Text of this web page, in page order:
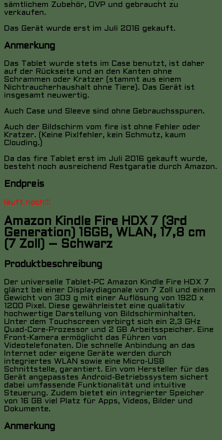
sämtlichem Zubehör, OVP und gebraucht zu
verkaufen.
Das Gerät wurde erst im Juli 2016 gekauft.
Anmerkung
Das Tablet wurde stets im Case benutzt, ist daher
auf der Rückseite und an den Kanten ohne
Schrammen oder Kratzer (stammt aus einem
Nichtraucherhaushalt ohne Tiere). Das Gerät ist
insgesamt neuwertig.
Auch Case und Sleeve sind ohne Gebrauchsspuren.
Auch der Bildschirm vom fire ist ohne Fehler oder
Kratzer. (Keine Pixlfehler, kein Schmutz, kaum
Clouding.)
Da das fire Tablet erst im Juli 2016 gekauft wurde,
besteht noch ausreichend Restgaratie durch Amazon.
Endpreis
läuft noch!!!
Amazon Kindle Fire HDX 7 (3rd
Generation) 16GB, WLAN, 17,8 cm
(7 Zoll) – Schwarz
Produktbeschreibung
Der universelle Tablet-PC Amazon Kindle Fire HDX 7
glänzt bei einer Displaydiagonale von 7 Zoll und einem
Gewicht von 303 g mit einer Auflösung von 1920 x
1200 Pixel. Diese gewährleistet eine qualitativ
hochwertige Darstellung von Bildschirminhalten.
Unter dem Touchscreen verbirgt sich ein 2,3 GHz
Quad-Core-Prozessor und 2 GB Arbeitsspeicher. Eine
Front-Kamera ermöglicht das Führen von
Videotelefonaten. Die schnelle Anbindung an das
Internet oder eigene Geräte werden durch
integriertes WLAN sowie eine Micro-USB
Schnittstelle, garantiert. Ein vom Hersteller für das
Gerät angepasstes Android-Betriebssystem sichert
dabei umfassende Funktionalität und intuitive
Steuerung. Zudem bietet ein integrierter Speicher
von 16 GB viel Platz für Apps, Videos, Bilder und
Dokumente.
Anmerkung